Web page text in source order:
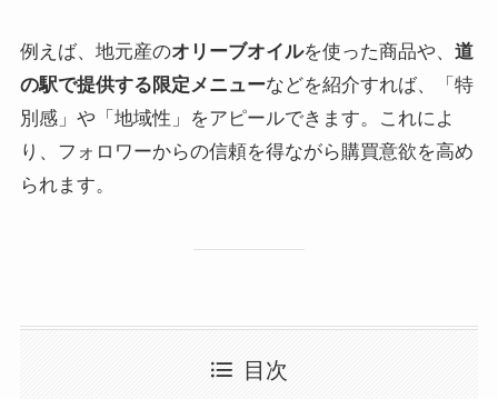
例えば、地元産のオリーブオイルを使った商品や、 道
の駅で提供する限定メニューなどを紹介すれば、「特
別感」や「地域性」をアピールできます。これによ
り、フォロワーからの信頼を得ながら購買意欲を高め
られます。
目次